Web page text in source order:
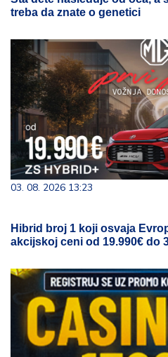
treba da znate o genetici
03. 08. 2026 13:23
Hibrid broj 1 koji osvaja
akcijskoj ceni od 19.990€ do